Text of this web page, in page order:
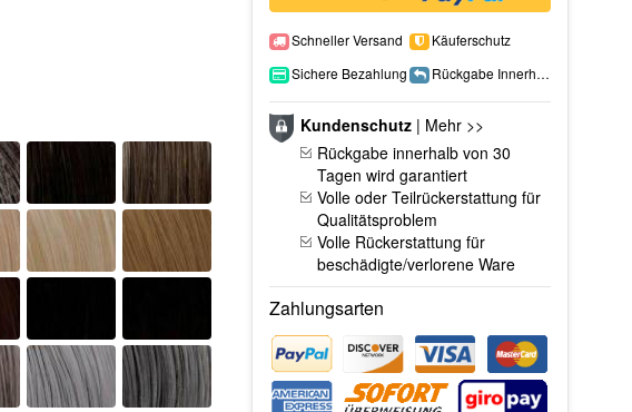
Schneller Versand
Käuferschutz
Sichere Bezahlung
Rückgabe Innerhalb 15 Tage
Kundenschutz| Mehr >>
Rückgabe innerhalb von 30
Tagen wird garantiert
Volle oder Teilrückerstattung für
Qualitätsproblem
Volle Rückerstattung für
beschädigte/verlorene Ware
Zahlungsarten